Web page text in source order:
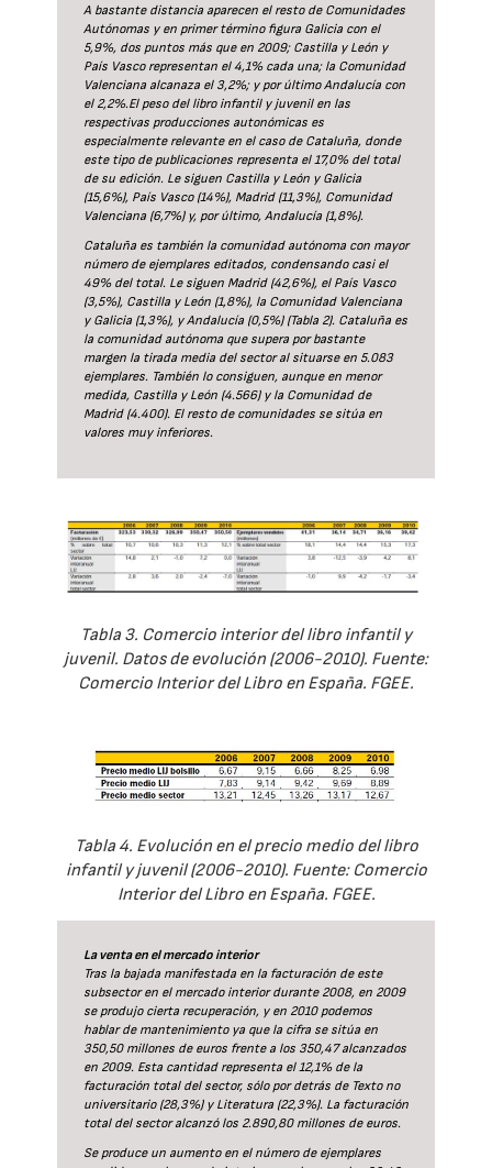
A bastante distancia aparecen el resto de Comunidades
Autónomas y en primer término figura Galicia con el
5,9%, dos puntos más que en 2009; Castilla y León y
País Vasco representan el 4,1% cada una; la Comunidad
Valenciana alcanaza el 3,2%; y por último Andalucía con
el 2,2%.El peso del libro infantil y juvenil en las
respectivas producciones autonómicas es
especialmente relevante en el caso de Cataluña, donde
este tipo de publicaciones representa el 17,0% del total
de su edición. Le siguen Castilla y León y Galicia
(15,6%), País Vasco (14%), Madrid (11,3%), Comunidad
Valenciana (6,7%) y, por último, Andalucía (1,8%).
Cataluña es también la comunidad autónoma con mayor
número de ejemplares editados, condensando casi el
49% del total. Le siguen Madrid (42,6%), el País Vasco
(3,5%), Castilla y León (1,8%), la Comunidad Valenciana
y Galicia (1,3%), y Andalucía (0,5%) (Tabla 2). Cataluña es
la comunidad autónoma que supera por bastante
margen la tirada media del sector al situarse en 5.083
ejemplares. También lo consiguen, aunque en menor
medida, Castilla y León (4.566) y la Comunidad de
Madrid (4.400). El resto de comunidades se sitúa en
valores muy inferiores.
Tabla 3. Comercio interior del libro infantil y
juvenil. Datos de evolución (2006-2010). Fuente:
Comercio Interior del Libro en España. FGEE.
Tabla 4. Evolución en el precio medio del libro
infantil y juvenil (2006-2010). Fuente: Comercio
Interior del Libro en España. FGEE.
La venta en el mercado interior
Tras la bajada manifestada en la facturación de este
subsector en el mercado interior durante 2008, en 2009
se produjo cierta recuperación, y en 2010 podemos
hablar de mantenimiento ya que la cifra se sitúa en
350,50 millones de euros frente a los 350,47 alcanzados
en 2009. Esta cantidad representa el 12,1% de la
facturación total del sector, sólo por detrás de Texto no
universitario (28,3%) y Literatura (22,3%). La facturación
total del sector alcanzó los 2.890,80 millones de euros.
Se produce un aumento en el número de ejemplares